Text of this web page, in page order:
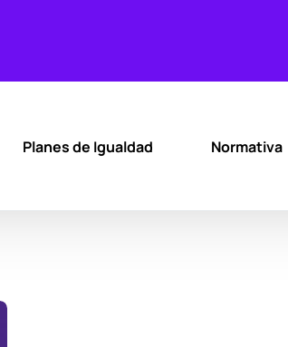
Planes de Igualdad Normativa